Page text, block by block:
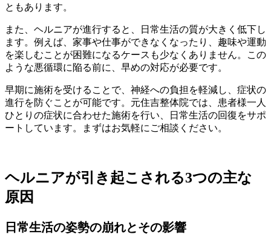
ともあります。
また、ヘルニアが進行すると、日常生活の質が大きく低下し
ます。例えば、家事や仕事ができなくなったり、趣味や運動
を楽しむことが困難になるケースも少なくありません。この
ような悪循環に陥る前に、早めの対応が必要です。
早期に施術を受けることで、神経への負担を軽減し、症状の
進行を防ぐことが可能です。元住吉整体院では、患者様一人
ひとりの症状に合わせた施術を行い、日常生活の回復をサポ
ートしています。まずはお気軽にご相談ください。
ヘルニアが引き起こされる3つの主な
原因
日常生活の姿勢の崩れとその影響